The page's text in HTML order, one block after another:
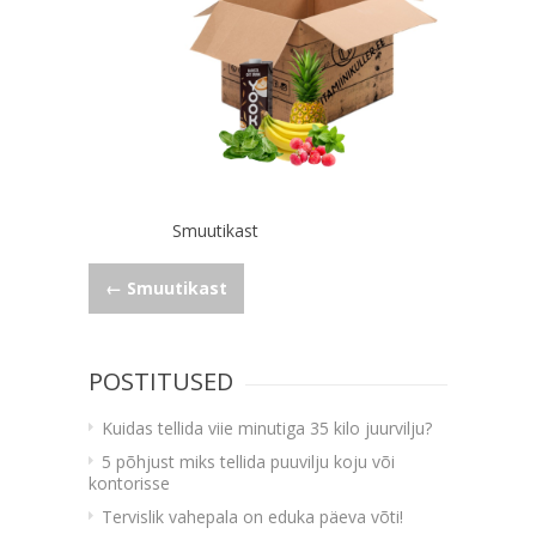
Smuutikast
Navigeerimine
← Smuutikast
POSTITUSED
Kuidas tellida viie minutiga 35 kilo juurvilju?
5 põhjust miks tellida puuvilju koju või
kontorisse
Tervislik vahepala on eduka päeva võti!